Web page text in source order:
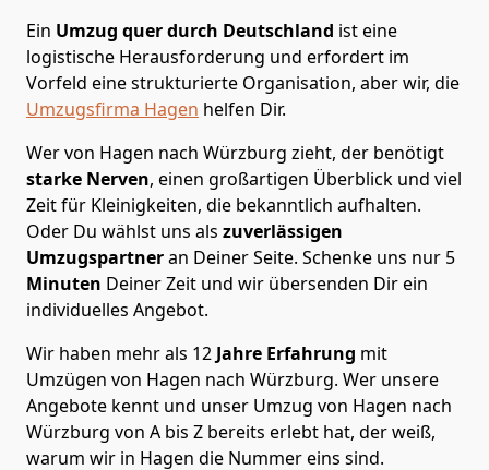
Ein Umzug quer durch Deutschland ist eine
logistische Herausforderung und erfordert im
Vorfeld eine strukturierte Organisation, aber wir, die
Umzugsfirma Hagen helfen Dir.
Wer von Hagen nach Würzburg zieht, der benötigt
starke Nerven, einen großartigen Überblick und viel
Zeit für Kleinigkeiten, die bekanntlich aufhalten.
Oder Du wählst uns als zuverlässigen
Umzugspartneran Deiner Seite. Schenke uns nur 5
Minuten Deiner Zeit und wir übersenden Dir ein
individuelles Angebot.
Wir haben mehr als 12 Jahre Erfahrung mit
Umzügen von Hagen nach Würzburg. Wer unsere
Angebote kennt und unser Umzug von Hagen nach
Würzburg von A bis Z bereits erlebt hat, der weiß,
warum wir in Hagen die Nummer eins sind.